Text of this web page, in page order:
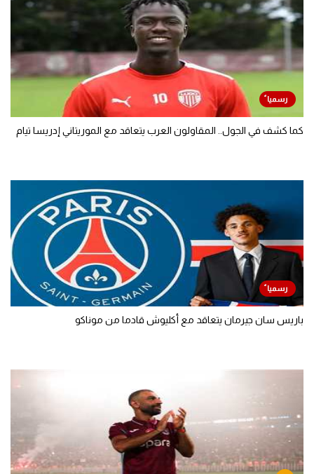
كما كشف في الجول.. المقاولون العرب يتعاقد مع الموريتاني إدريسا تيام
باريس سان جيرمان يتعاقد مع أكليوش قادما من موناكو